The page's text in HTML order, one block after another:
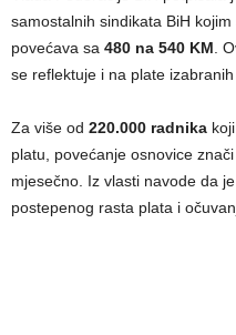
samostalnih sindikata BiH
povećava sa 480 na 540 KM.
se reflektuje i na plate
Za više od 220.000 radnika
platu, povećanje osnovice
mjesečno. Iz vlasti navode da
postepenog rasta plata i